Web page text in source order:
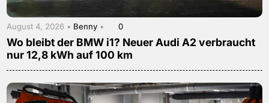
August 4, 2026 • Benny • 0
Wo bleibt der BMW i1? Neuer Audi A2 verbraucht
nur 12,8 kWh auf 100 km